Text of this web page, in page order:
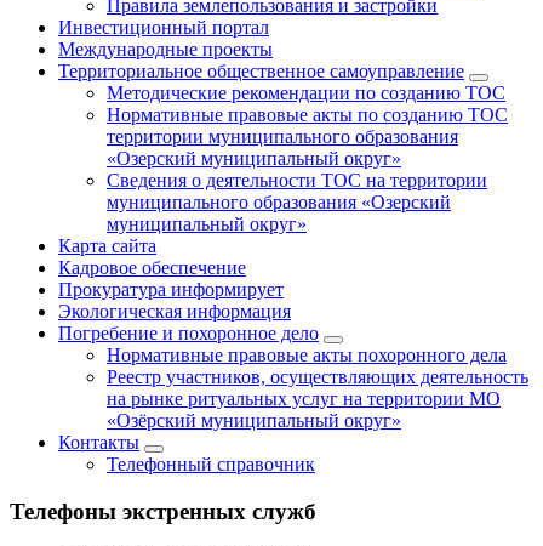
Правила землепользования и застройки
Инвестиционный портал
Международные проекты
Территориальное общественное самоуправление
Методические рекомендации по созданию ТОС
Нормативные правовые акты по созданию ТОС
территории муниципального образования
«Озерский муниципальный округ»
Сведения о деятельности ТОС на территории
муниципального образования «Озерский
муниципальный округ»
Карта сайта
Кадровое обеспечение
Прокуратура информирует
Экологическая информация
Погребение и похоронное дело
Нормативные правовые акты похоронного дела
Реестр участников, осуществляющих деятельность
на рынке ритуальных услуг на территории МО
«Озёрский муниципальный округ»
Контакты
Телефонный справочник
Телефоны экстренных служб